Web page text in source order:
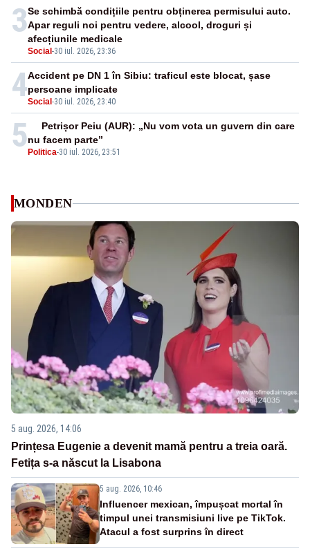
3
Social -30 iul. 2026, 23:36
Se schimbă condițiile pentru obținerea permisului auto.
Apar reguli noi pentru vedere, alcool, droguri și
afecțiunile medicale
4Social -30 iul. 2026, 23:40
Accident pe DN 1 în Sibiu: traficul este blocat, șase
persoane implicate
5 Politica-30 iul. 2026, 23:51
Petrișor Peiu (AUR): „Nu vom vota un guvern din care
nu facem parte”
MONDEN
5 aug. 2026, 14:06
Prințesa Eugenie a devenit mamă pentru a treia oară.
Fetița s-a născut la Lisabona
5 aug. 2026, 10:46
Influencer mexican, împușcat mortal în
timpul unei transmisiuni live pe TikTok.
Atacul a fost surprins în direct